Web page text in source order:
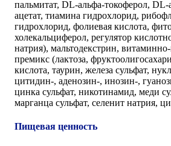
пальмитат, DL-альфа-токоферол, DL-
ацетат, тиамина гидрохлорид,
гидрохлорид, фолиевая кислота,
холекальциферол, регулятор
натрия), мальтодекстрин,
премикс (лактоза,
кислота, таурин, железа сульфат,
цитидин-, аденозин-, инозин-,
цинка сульфат, никотинамид, меди
марганца сульфат, селенит натрия,
Пищевая ценность